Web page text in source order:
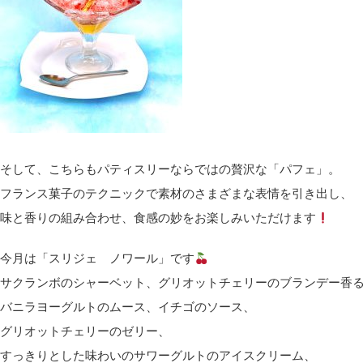
そして、こちらもパティスリーならではの贅沢な「パフェ」。
フランス菓子のテクニックで素材のさまざまな表情を引き出し、
味と香りの組み合わせ、食感の妙をお楽しみいただけます
今月は「スリジェ ノワール」です
サクランボのシャーベット、グリオットチェリーのブランデー香る
バニラヨーグルトのムース、イチゴのソース、
グリオットチェリーのゼリー、
すっきりとした味わいのサワーグルトのアイスクリーム、